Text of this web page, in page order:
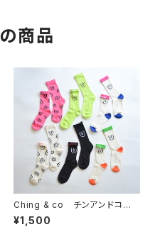
商品
Ching & co チンアンドコ
ー "SYMBOL SOX"
¥1,500